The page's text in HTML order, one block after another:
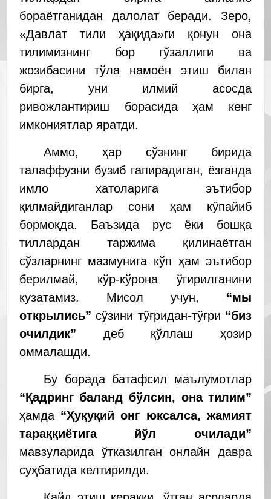
бораётганидан далолат беради. Зеро,
«Давлат тили ҳақида»ги қонун она
тилимизнинг бор гўзаллиги ва
жозибасини тўла намоён этиш билан
бирга, уни илмий асосда
ривожлантириш борасида ҳам кенг
имкониятлар яратди.
Аммо, ҳар сўзнинг бирида
талаффузни бузиб гапирадиган, ёзганда
имло хатоларига эътибор
қилмайдиганлар сони ҳам кўпайиб
бормоқда. Баъзида рус ёки бошқа
тиллардан таржима қилинаётган
сўзларнинг мазмунига кўп ҳам эътибор
берилмай, кўр-кўрона ўгирилганини
кузатамиз. Мисол учун, “мы
открылись” сўзини тўғридан-тўғри “биз
очилдик” деб қўллаш ҳозир
оммалашди.
Бу борада батафсил маълумотлар
“Қадринг баланд бўлсин, она тилим”
ҳамда “Ҳуқуқий онг юксалса, жамият
тараққиётига йўл очилади”
мавзуларида ўтказилган онлайн давра
суҳбатида келтирилди.